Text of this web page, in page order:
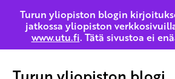
Turun yliopiston blogin
jatkossa yliopiston
www.utu.fi. Tätä sivustoa ei